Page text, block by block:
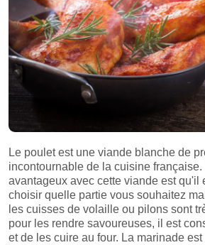
Le poulet est une viande blanche de
incontournable de la cuisine française.
avantageux avec cette viande est qu'il
choisir quelle partie vous souhaitez
les cuisses de volaille ou pilons sont
pour les rendre savoureuses, il est
et de les cuire au four. La marinade